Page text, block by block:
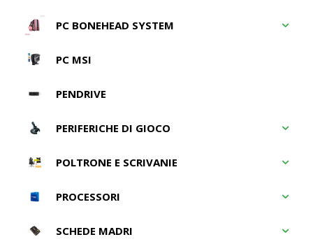
PC BONEHEAD SYSTEM
PC MSI
PENDRIVE
PERIFERICHE DI GIOCO
POLTRONE E SCRIVANIE
PROCESSORI
SCHEDE MADRI